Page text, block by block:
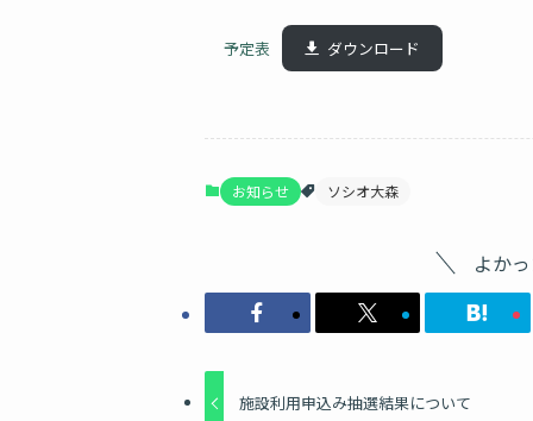
予定表 ダウンロード
お知らせ ソシオ大森
よか
施設利用申込み抽選結果について